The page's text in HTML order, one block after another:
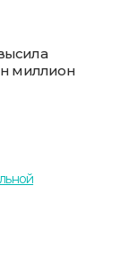
миллион